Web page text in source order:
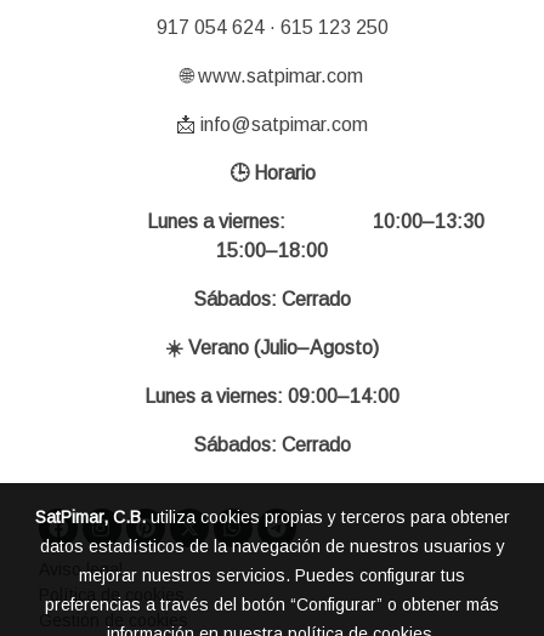
917 054 624 · 615 123 250
🌐 www.satpimar.com
📩 info@satpimar.com
🕒 Horario
Lunes a viernes: 10:00–13:30
15:00–18:00
Sábados: Cerrado
☀️ Verano (Julio–Agosto)
Lunes a viernes: 09:00–14:00
Sábados: Cerrado
Aviso legal
Política de cookies
Gestión de cookies
SatPimar, C.B.utiliza cookies propias y terceros para obtener
datos estadísticos de la navegación de nuestros usuarios y
mejorar nuestros servicios. Puedes configurar tus
preferencias a través del botón “Configurar” o obtener más